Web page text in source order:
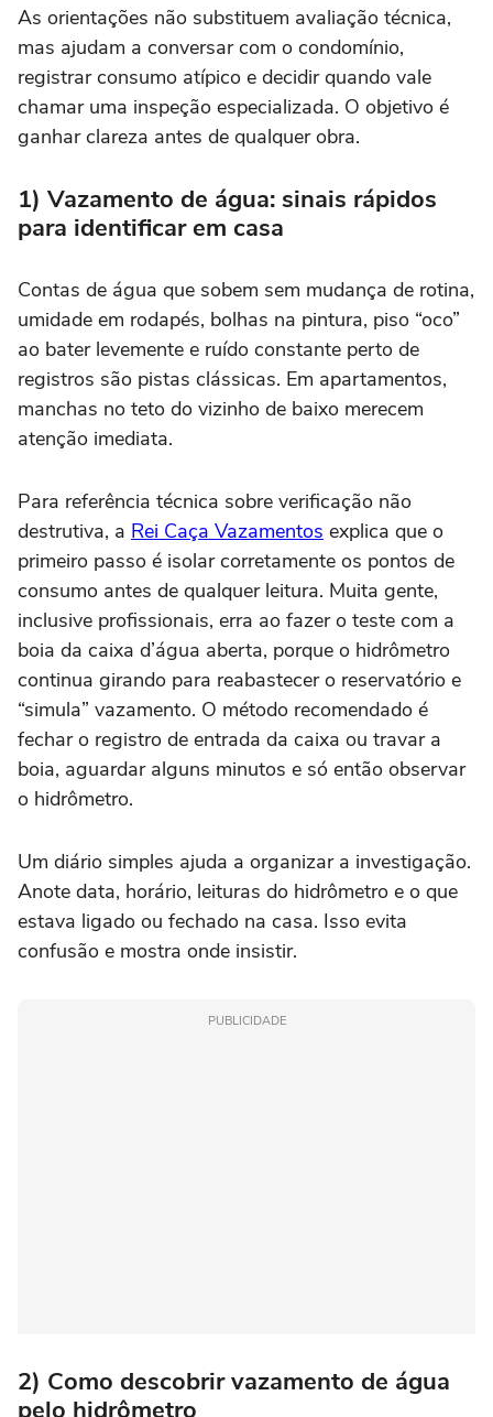
As orientações não substituem avaliação técnica,
mas ajudam a conversar com o condomínio,
registrar consumo atípico e decidir quando vale
chamar uma inspeção especializada. O objetivo é
ganhar clareza antes de qualquer obra.
1) Vazamento de água: sinais rápidos
para identificar em casa
Contas de água que sobem sem mudança de rotina,
umidade em rodapés, bolhas na pintura, piso “oco”
ao bater levemente e ruído constante perto de
registros são pistas clássicas. Em apartamentos,
manchas no teto do vizinho de baixo merecem
atenção imediata.
Para referência técnica sobre verificação não
destrutiva, a Rei Caça Vazamentos explica que o
primeiro passo é isolar corretamente os pontos de
consumo antes de qualquer leitura. Muita gente,
inclusive profissionais, erra ao fazer o teste com a
boia da caixa d’água aberta, porque o hidrômetro
continua girando para reabastecer o reservatório e
“simula” vazamento. O método recomendado é
fechar o registro de entrada da caixa ou travar a
boia, aguardar alguns minutos e só então observar
o hidrômetro.
Um diário simples ajuda a organizar a investigação.
Anote data, horário, leituras do hidrômetro e o que
estava ligado ou fechado na casa. Isso evita
confusão e mostra onde insistir.
PUBLICIDADE
2) Como descobrir vazamento de água